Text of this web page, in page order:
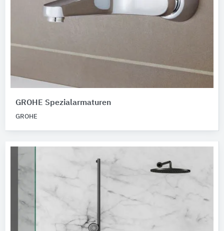
GROHE Spezialarmaturen
GROHE